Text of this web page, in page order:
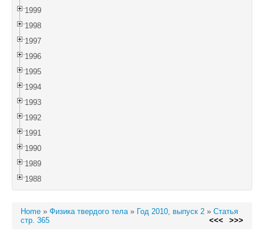
1999
1998
1997
1996
1995
1994
1993
1992
1991
1990
1989
1988
Home » Физика твердого тела» Год 2010, выпуск 2 » Статья
стр. 365
<<< >>>